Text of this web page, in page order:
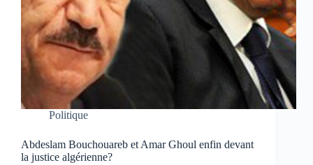
Politique
Abdeslam Bouchouareb et Amar Ghoul enfin devant
la justice algérienne?